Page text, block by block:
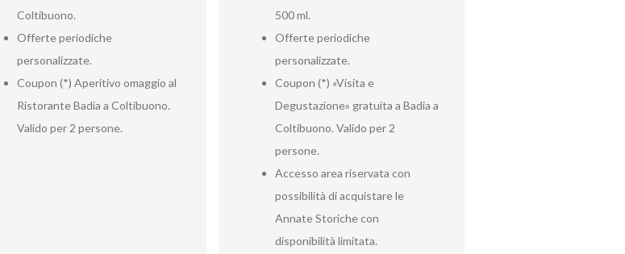
Coltibuono.
Offerte periodiche
personalizzate.
Coupon (*) Aperitivo omaggio al
Ristorante Badia a Coltibuono.
Valido per 2 persone.
500 ml.
Offerte periodiche
personalizzate.
Coupon (*) «Visita e
Degustazione» gratuita a Badia a
Coltibuono. Valido per 2
persone.
Accesso area riservata con
possibilità di acquistare le
Annate Storiche con
disponibilità limitata.